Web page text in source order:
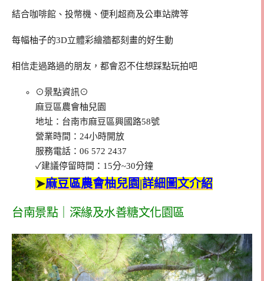
結合咖啡館、投幣機、便利超商及公車站牌等
每幅柚子的3D立體彩繪牆都刻畫的好生動
相信走過路過的朋友，都會忍不住想踩點玩拍吧
⊙景點資訊⊙
麻豆區農會柚兒園
地址：台南市麻豆區興國路58號
營業時間：24小時開放
服務電話：06 572 2437
✓建議停留時間：15分~30分鐘
➤麻豆區農會柚兒園|詳細圖文介紹
台南景點｜深緣及水善糖文化園區